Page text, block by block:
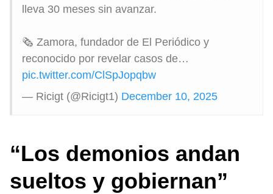
lleva 30 meses sin avanzar.
🗞️ Zamora, fundador de El Periódico y
reconocido por revelar casos de…
pic.twitter.com/ClSpJopqbw
— Ricigt (@Ricigt1) December 10, 2025
“Los demonios andan
sueltos y gobiernan”